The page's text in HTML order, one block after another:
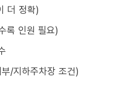
더 정확)
록 인원 필요)
/지하주차장 조건)